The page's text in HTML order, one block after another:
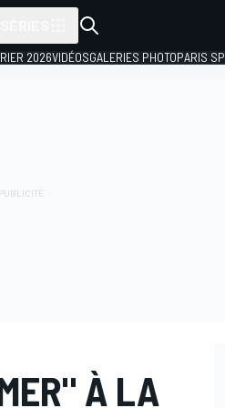
2026VIDÉOSGALERIES PHOTOPARIS
À LA